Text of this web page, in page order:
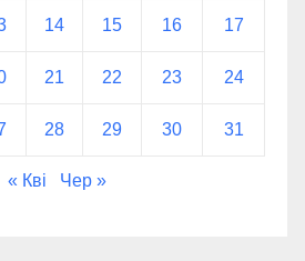
14 15 16 17
21 22 23 24
28 29 30 31
« Кві Чер »